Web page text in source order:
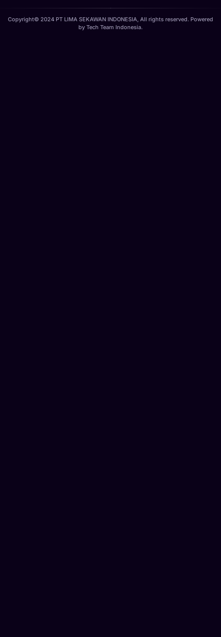
Copyright© 2024 PT LIMA SEKAWAN INDONESIA, All rights reserved. Powered
by Tech Team Indonesia.